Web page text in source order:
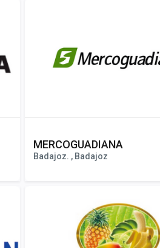
MERCOGUADIANA
Badajoz. , Badajoz